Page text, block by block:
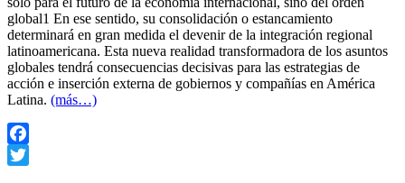
global1 En ese sentido, su consolidación o estancamiento
determinará en gran medida el devenir de la integración regional
latinoamericana. Esta nueva realidad transformadora de los asuntos
globales tendrá consecuencias decisivas para las estrategias de
acción e inserción externa de gobiernos y compañías en América
Latina. (más…)
Facebook